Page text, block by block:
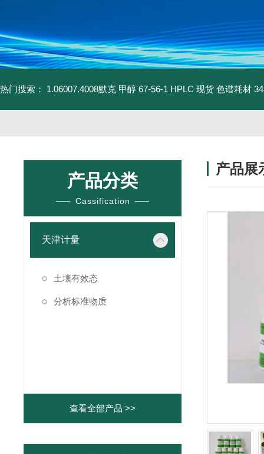
热门搜索： 1.06007.4008默克 甲醇 67-56-1 HPLC 现货 色谱耗材
产品分类
Cassification
天津计量
土壤有效态
分析标准物质
查看全部产品 >>
产品展